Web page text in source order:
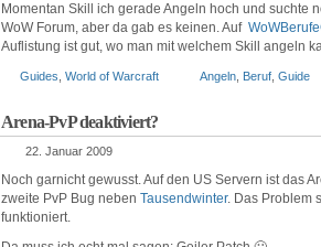
Momentan Skill ich gerade Angeln hoch und suchte
WoW Forum, aber da gab es keinen. Auf
Auflistung ist gut, wo man mit welchem Skill angeln
Guides World of Warcraft Angeln Beruf Guide
Arena-PvP deaktiviert?
22. Januar 2009
Noch garnicht gewusst. Auf den US Servern ist das
zweite PvP Bug neben Tausendwinter. Das Problem
funktioniert.